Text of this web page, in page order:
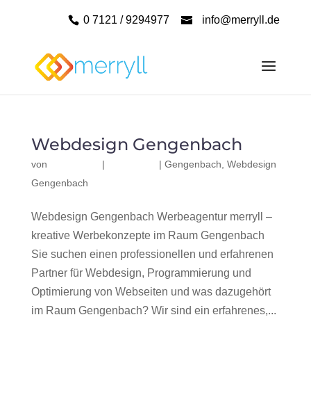
0 7121 / 9294977 info@merryll.de
Webdesign Gengenbach
von | | Gengenbach Webdesign
Gengenbach
Webdesign Gengenbach Werbeagentur merryll –
kreative Werbekonzepte im Raum Gengenbach
Sie suchen einen professionellen und erfahrenen
Partner für Webdesign, Programmierung und
Optimierung von Webseiten und was dazugehört
im Raum Gengenbach? Wir sind ein erfahrenes,...